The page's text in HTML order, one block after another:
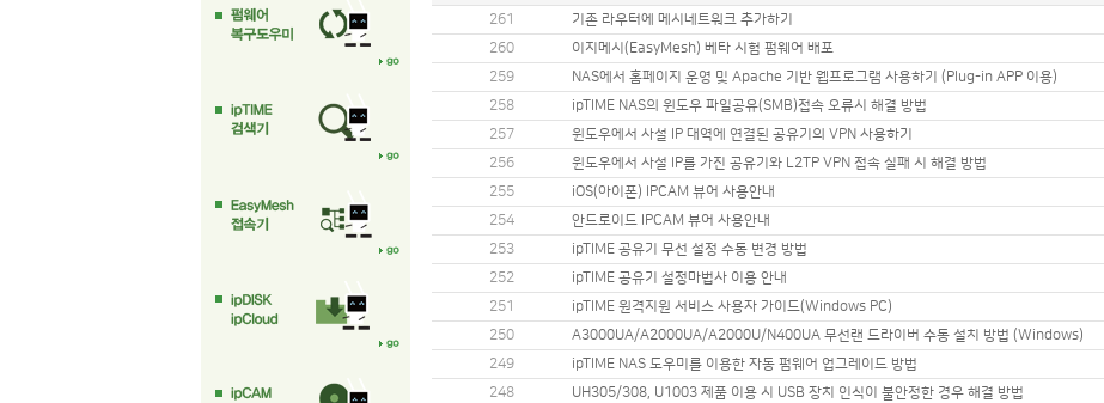
261
기존 라우터에 메시네트워크 추가하기
260
이지메시(EasyMesh) 베타 시험 펌웨어 배포
259
NAS에서 홈페이지 운영 및 Apache 기반 웹프로그램 사용하기 (Plug-in APP 이용)
258
ipTIME NAS의 윈도우 파일공유(SMB)접속 오류시 해결 방법
257
윈도우에서 사설 IP 대역에 연결된 공유기의 VPN 사용하기
256
윈도우에서 사설 IP를 가진 공유기와 L2TP VPN 접속 실패 시 해결 방법
255
iOS(아이폰) IPCAM 뷰어 사용안내
254
안드로이드 IPCAM 뷰어 사용안내
253
ipTIME 공유기 무선 설정 수동 변경 방법
252
ipTIME 공유기 설정마법사 이용 안내
251
ipTIME 원격지원 서비스 사용자 가이드(Windows PC)
250
A3000UA/A2000UA/A2000U/N400UA 무선랜 드라이버 수동 설치 방법 (Windows)
249
ipTIME NAS 도우미를 이용한 자동 펌웨어 업그레이드 방법
248
UH305/308, U1003 제품 이용 시 USB 장치 인식이 불안정한 경우 해결 방법